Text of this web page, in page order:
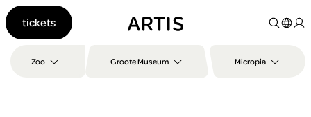
Go to
search
Zoo Groote Museum Micropia
tickets